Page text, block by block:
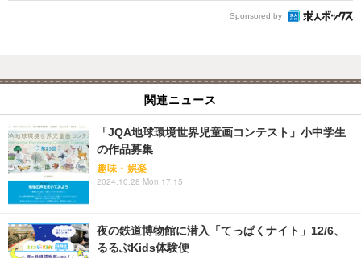
Sponsored by
関連ニュース
「JQA地球環境世界児童画コンテスト」小中学生
の作品募集
趣味・娯楽
2024.10.28 Mon 17:15
夜の鉄道博物館に潜入「てっぱくナイト」12/6、
るるぶKids体験便